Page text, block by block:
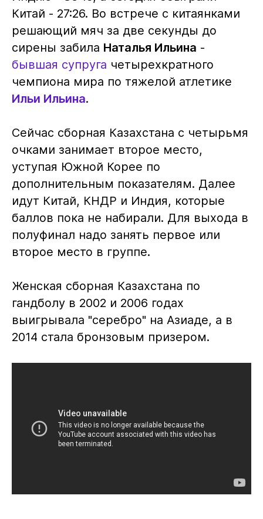
Китай - 27:26. Во встрече с китаянками
решающий мяч за две секунды до
сирены забила Наталья Ильина -
бывшая супруга четырехкратного
чемпиона мира по тяжелой атлетике
Ильи Ильина.
Сейчас сборная Казахстана с четырьмя
очками занимает второе место,
уступая Южной Корее по
дополнительным показателям. Далее
идут Китай, КНДР и Индия, которые
баллов пока не набирали. Для выхода в
полуфинал надо занять первое или
второе место в группе.
Женская сборная Казахстана по
гандболу в 2002 и 2006 годах
выигрывала "серебро" на Азиаде, а в
2014 стала бронзовым призером.